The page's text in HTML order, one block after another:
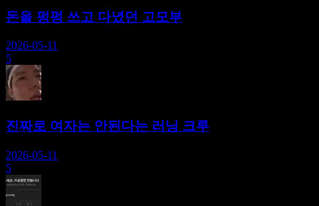
돈을 펑펑 쓰고 다녔던 고모부
2026-05-11
5
진짜로 여자는 안된다는 러닝 크루
2026-05-11
5